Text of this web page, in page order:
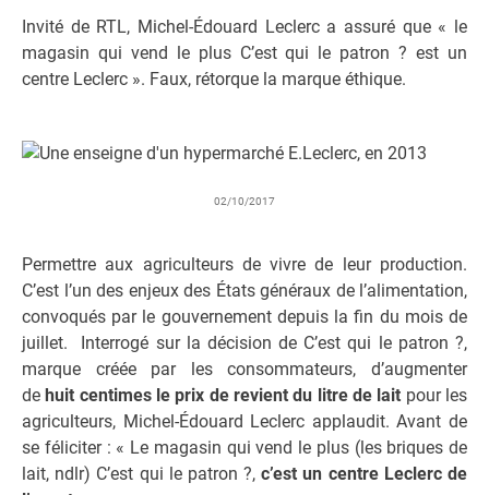
Invité de RTL, Michel-Édouard Leclerc a assuré que « le
magasin qui vend le plus C’est qui le patron ? est un
centre Leclerc ». Faux, rétorque la marque éthique.
02/10/2017
Permettre aux agriculteurs de vivre de leur production.
C’est l’un des enjeux des États généraux de l’alimentation,
convoqués par le gouvernement depuis la fin du mois de
juillet. Interrogé sur la décision de C’est qui le patron ?,
marque créée par les consommateurs, d’augmenter
dehuit centimes le prix de revient du litre de lait pour les
agriculteurs, Michel-Édouard Leclerc applaudit. Avant de
se féliciter : « Le magasin qui vend le plus (les briques de
lait, ndlr) C’est qui le patron ?,c’est un centre Leclerc de